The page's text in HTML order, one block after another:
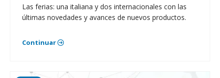
Las ferias: una italiana y dos internacionales con las
últimas novedades y avances de nuevos productos.
Continuar